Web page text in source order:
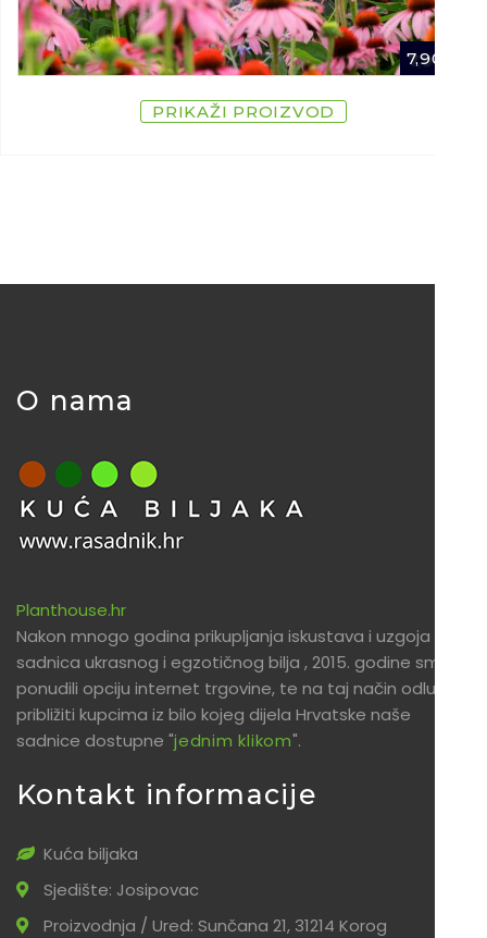
7,90
PRIKAŽI PROIZVOD
O nama
Planthouse.hr
Nakon mnogo godina prikupljanja iskustava i uzgoja
sadnica ukrasnog i egzotičnog bilja , 2015. godine smo
ponudili opciju internet trgovine, te na taj način odlučili
približiti kupcima iz bilo kojeg dijela Hrvatske naše
sadnice dostupne "jednim klikom".
Kontakt informacije
Kuća biljaka
Sjedište: Josipovac
Proizvodnja / Ured: Sunčana 21, 31214 Korog